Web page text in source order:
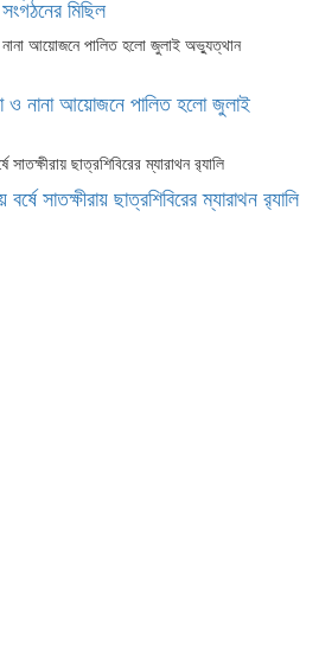
মিছিল
ও নানা আয়োজনে পালিত হলো জুলাই
সাতক্ষীরায় ছাত্রশিবিরের ম্যারাথন র‌্যালি